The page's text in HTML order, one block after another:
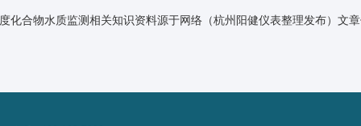
化合物水质监测相关知识资料源于网络（杭州阳健仪表整理发布）文